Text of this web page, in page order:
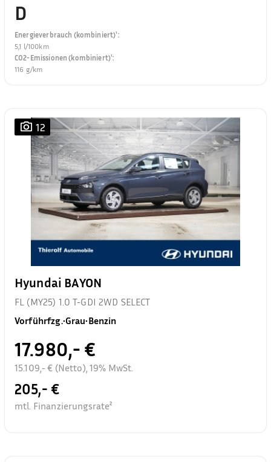
D
Energieverbrauch (kombiniert)¹:
5,1 l/100km
CO2-Emissionen (kombiniert)¹:
116 g/km
12
Hyundai BAYON
FL (MY25) 1.0 T-GDI 2WD SELECT
Vorführfzg.•Grau•Benzin
17.980,- €
15.109,- € (Netto), 19% MwSt.
205,- €
mtl. Finanzierungsrate²